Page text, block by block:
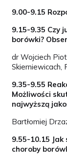
9.00-9.15
9.15-9.35 Czy
borówki?
dr Wojciech
Skierniewicach,
9.35-9.55
Możliwości
najwyższą
Bartłomiej
9.55-10.15
choroby